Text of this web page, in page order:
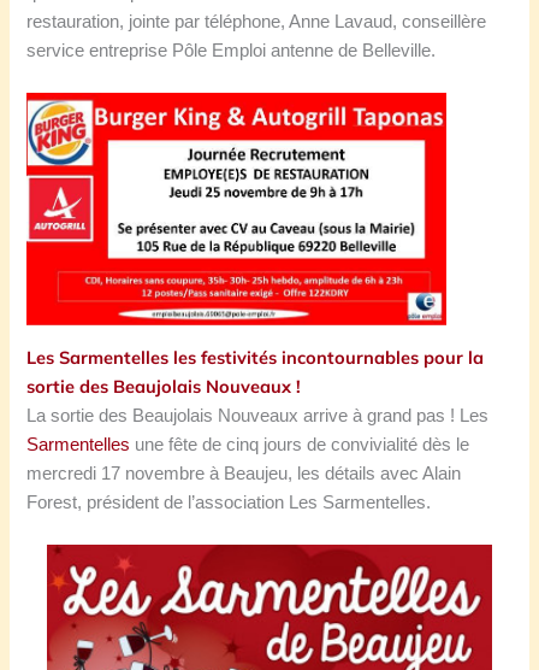
restauration, jointe par téléphone, Anne Lavaud, conseillère
service entreprise Pôle Emploi antenne de Belleville.
Les Sarmentelles les festivités incontournables pour la
sortie des Beaujolais Nouveaux !
La sortie des Beaujolais Nouveaux arrive à grand pas ! Les
Sarmentelles une fête de cinq jours de convivialité dès le
mercredi 17 novembre à Beaujeu, les détails avec Alain
Forest, président de l’association Les Sarmentelles.